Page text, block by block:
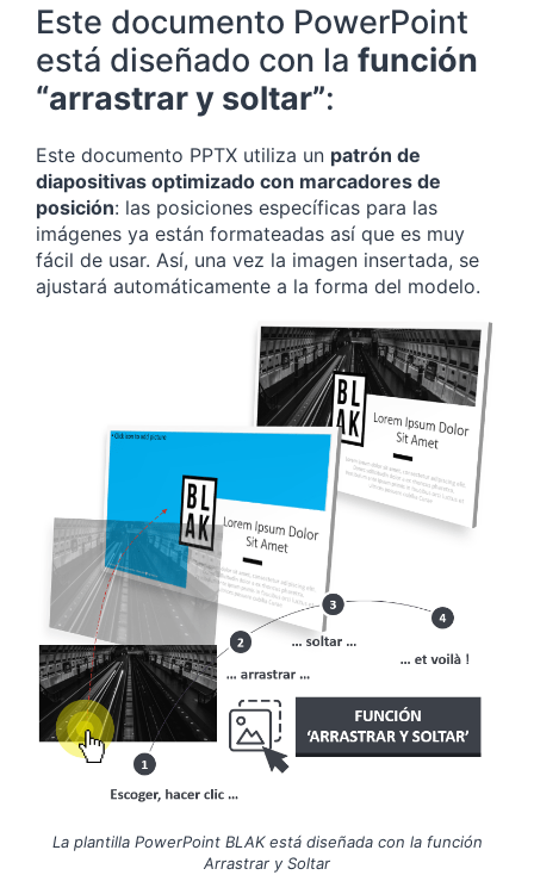
Este documento PowerPoint
está diseñado con la función
“arrastrar y soltar”:
Este documento PPTX utiliza un patrón de
diapositivas optimizado con marcadores de
posición: las posiciones específicas para las
imágenes ya están formateadas así que es muy
fácil de usar. Así, una vez la imagen insertada, se
ajustará automáticamente a la forma del modelo.
La plantilla PowerPoint BLAK está diseñada con la función
Arrastrar y Soltar